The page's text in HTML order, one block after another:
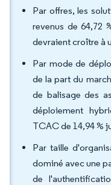
Par offres, les
revenus de 64,72
devraient croître à
Par mode de
de la part du
de balisage des
déploiement
TCAC de 14,94 %
Par taille
dominé avec une
de